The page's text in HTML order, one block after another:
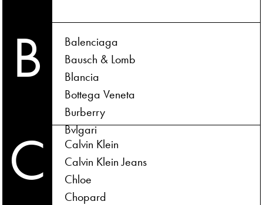
B
Balenciaga
Bausch & Lomb
Blancia
Bottega Veneta
Burberry
Bvlgari
C
Calvin Klein
Calvin Klein Jeans
Chloe
Chopard